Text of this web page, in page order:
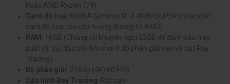
hoặc AMD Ryzen 7/9)
Card đồ họa: NVIDIA GeForce RTX 4080 SUPER (hoặc các
card đồ họa cao cấp tương đương từ AMD)
RAM : 16GB (Chúng tôi khuyến nghị 32GB để đảm bảo hiệu
suất tối ưu, đặc biệt khi chơi ở độ phân giải cao và bật Ray
Tracing)
Độ phân giải: 2160p (4K) 60 FPS
Cấu hình Ray Tracing: Rất cao